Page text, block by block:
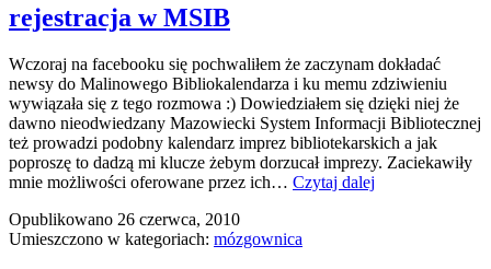
rejestracja w MSIB
Wczoraj na facebooku się pochwaliłem że zaczynam dokładać
newsy do Malinowego Bibliokalendarza i ku memu zdziwieniu
wywiązała się z tego rozmowa :) Dowiedziałem się dzięki niej że
dawno nieodwiedzany Mazowiecki System Informacji Bibliotecznej
też prowadzi podobny kalendarz imprez bibliotekarskich a jak
poproszę to dadzą mi klucze żebym dorzucał imprezy. Zaciekawiły
mnie możliwości oferowane przez ich… Czytaj dalej
Opublikowano 26 czerwca, 2010
Umieszczono w kategoriach: mózgownica